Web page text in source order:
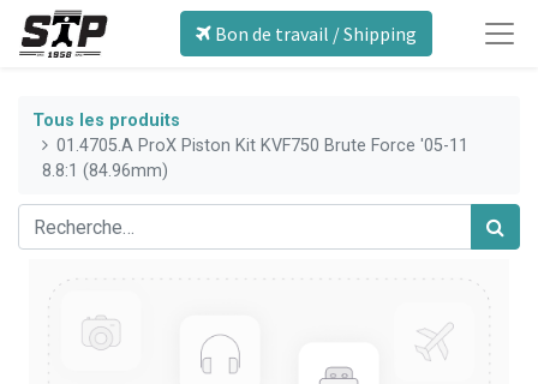
Bon de travail / Shipping
Tous les produits
01.4705.A ProX Piston Kit KVF750 Brute Force '05-11
8.8:1 (84.96mm)